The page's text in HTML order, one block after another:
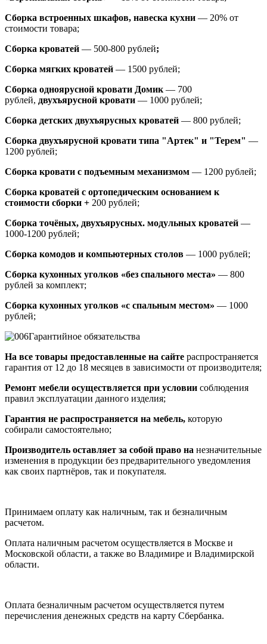
Сборка встроенных шкафов, навеска кухни — 20% от
стоимости товара;
Сборка кроватей — 500-800 рублей;
Сборка мягких кроватей — 1500 рублей;
Сборка одноярусной кровати Домик — 700
рублей, двухъярусной кровати — 1000 рублей;
Сборка детских двухъярусных кроватей — 800 рублей;
Сборка двухъярусной кровати типа "Артек" и "Терем" —
1200 рублей;
Сборка кровати с подъемным механизмом — 1200 рублей;
Сборка кроватей с ортопедическим основанием к
стоимости сборки + 200 рублей;
Сборка точёных, двухъярусных. модульных кроватей —
1000-1200 рублей;
Сборка комодов и компьютерных столов — 1000 рублей;
Сборка кухонных уголков «без спального места» — 800
рублей за комплект;
Сборка кухонных уголков «с спальным местом» — 1000
рублей;
Гарантийное обязательства
На все товары предоставленные на сайте распространяется
гарантия от 12 до 18 месяцев в зависимости от производителя;
Ремонт мебели осуществляется при условии соблюдения
правил эксплуатации данного изделия;
Гарантия не распространяется на мебель, которую
собирали самостоятельно;
Производитель оставляет за собой право на незначительные
изменения в продукции без предварительного уведомления
как своих партнёров, так и покупателя.
Принимаем оплату как наличным, так и безналичным
расчетом.
Оплата наличным расчетом осуществляется в Москве и
Московской области, а также во Владимире и Владимирской
области.
Оплата безналичным расчетом осуществляется путем
перечисления денежных средств на карту Сбербанка.